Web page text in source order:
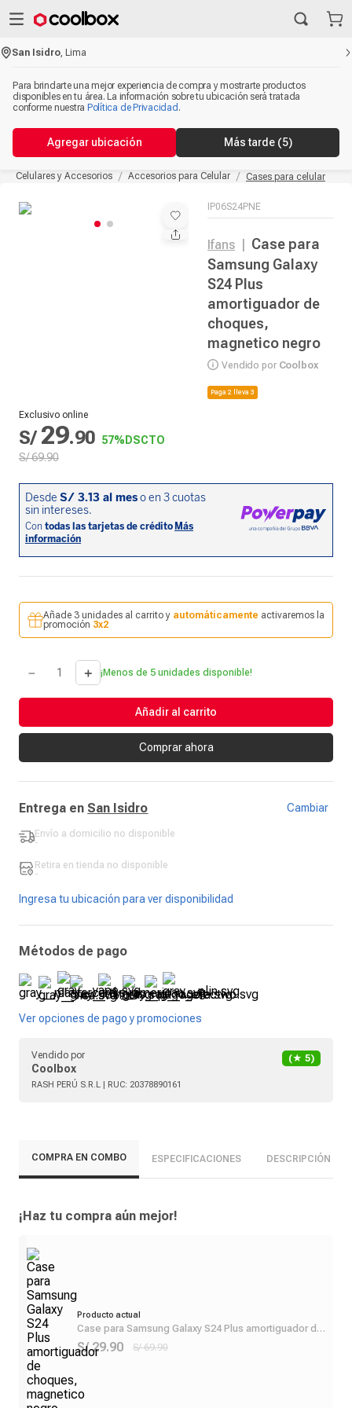
San Isidro ,Lima
Para brindarte una mejor experiencia de compra y mostrarte productos
disponibles en tu área. La información sobre tu ubicación será tratada
conforme nuestra Política de Privacidad .
Agregar ubicación Más tarde (5)
Celulares y Accesorios Accesorios para Celular Cases para celular
IP06S24PNE
Ifans
Case para
Samsung Galaxy
S24 Plus
amortiguador de
choques,
magnetico negro
Vendido por Coolbox
Paga 2 lleva 3
Exclusivo online
S/ 29.90 57% DSCTO
S/69.90
Añade 3 unidades al carrito y automáticamente activaremos la
promoción 3x2
＋
－ ¡Menos de 5 unidades disponible!
Añadir al carrito
Comprar ahora
Entrega en San Isidro Cambiar
Envío a domicilio no disponible
-
Retira en tienda no disponible
-
Ingresa tu ubicación para ver disponibilidad
Métodos de pago
Ver opciones de pago y promociones
Vendido por
Coolbox
(★ 5)
RASH PERÚ S.R.L | RUC: 20378890161
COMPRA EN COMBO ESPECIFICACIONES DESCRIPCIÓN
¡Haz tu compra aún mejor!
Producto actual
Case para Samsung Galaxy S24 Plus amortiguador de
choques, magnetico negro
S/ 29.90 S/ 69.90